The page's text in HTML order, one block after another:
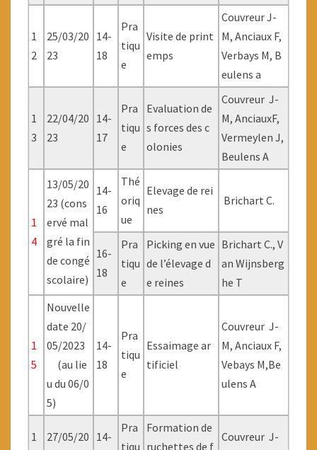
1
2
25/03/20
23
14-
18
Pra
tiqu
e
Visite de print
emps
Couvreur J-
M, Anciaux F,
Verbays M, B
eulens a
1
3
22/04/20
23
14-
17
Pra
tiqu
e
Evaluation de
s forces des c
olonies
Couvreur J-
M, AnciauxF,
Vermeylen J,
Beulens A
1
4
13/05/20
23 (cons
ervé mal
gré la fin
de congé
scolaire)
14-
16
Thé
oriq
ue
Elevage de rei
nes
Brichart C.
16-
18
Pra
tiqu
e
Picking en vue
de l’élevage d
e reines
Brichart C., V
an Wijnsberg
he T
1
5
Nouvelle
date 20/
05/2023
(au lie
u du 06/0
5)
14-
18
Pra
tiqu
e
Essaimage ar
tificiel
Couvreur J-
M, Anciaux F,
Vebays M,Be
ulens A
1
27/05/20 14-
Pra
tiqu
Formation de
ruchettes de f
Couvreur J-